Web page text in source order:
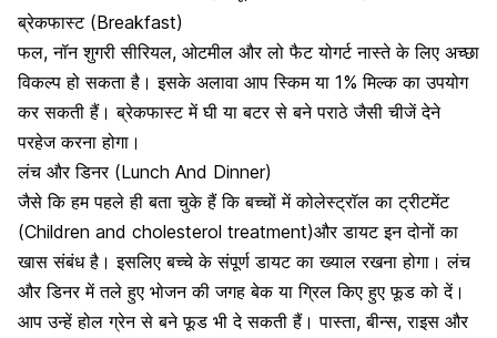
ब्रेकफास्ट (Breakfast)
फल, नॉन शुगरी सीरियल, ओटमील और लो फैट योगर्ट नास्ते के लिए अच्छा
विकल्प हो सकता है।इसके अलावा आप स्किम या 1% मिल्क का उपयोग
कर सकती हैं। ब्रेकफास्ट में घी या बटर से बने पराठे जैसी चीजें देने
परहेज करना होगा।
लंच और डिनर (Lunch And Dinner)
जैसे कि हम पहले ही बता चुके हैं कि बच्चों में कोलेस्ट्रॉल का ट्रीटमेंट
(Children and cholesterol treatment)और डायट इन दोनों का
खास संबंध है।इसलिए बच्चे के संपूर्ण डायट का ख्याल रखना होगा। लंच
और डिनर में तले हुए भोजन की जगह बेक या ग्रिल किए हुए फूड को दें।
आप उन्हें होल ग्रेन से बने फूड भी दे सकती हैं। पास्ता, बीन्स, राइस और